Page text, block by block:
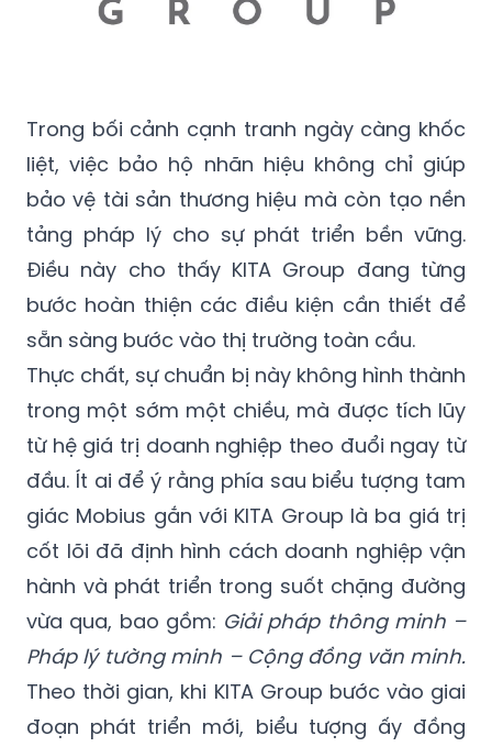
Trong bối cảnh cạnh tranh ngày càng khốc
liệt, việc bảo hộ nhãn hiệu không chỉ giúp
bảo vệ tài sản thương hiệu mà còn tạo nền
tảng pháp lý cho sự phát triển bền vững.
Điều này cho thấy KITA Group đang từng
bước hoàn thiện các điều kiện cần thiết để
sẵn sàng bước vào thị trường toàn cầu.
Thực chất, sự chuẩn bị này không hình thành
trong một sớm một chiều, mà được tích lũy
từ hệ giá trị doanh nghiệp theo đuổi ngay từ
đầu. Ít ai để ý rằng phía sau biểu tượng tam
giác Mobius gắn với KITA Group là ba giá trị
cốt lõi đã định hình cách doanh nghiệp vận
hành và phát triển trong suốt chặng đường
vừa qua, bao gồm: Giải pháp thông minh –
Pháp lý tường minh – Cộng đồng văn minh.
Theo thời gian, khi KITA Group bước vào giai
đoạn phát triển mới, biểu tượng ấy đồng